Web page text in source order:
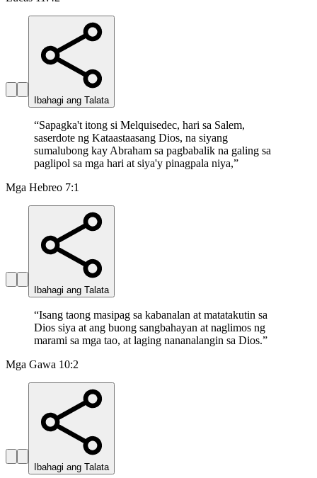
Ibahagi ang Talata
“Sapagka't itong si Melquisedec, hari sa Salem,
saserdote ng Kataastaasang Dios, na siyang
sumalubong kay Abraham sa pagbabalik na galing sa
paglipol sa mga hari at siya'y pinagpala niya,”
Mga Hebreo 7:1
Ibahagi ang Talata
“Isang taong masipag sa kabanalan at matatakutin sa
Dios siya at ang buong sangbahayan at naglimos ng
marami sa mga tao, at laging nananalangin sa Dios.”
Mga Gawa 10:2
Ibahagi ang Talata